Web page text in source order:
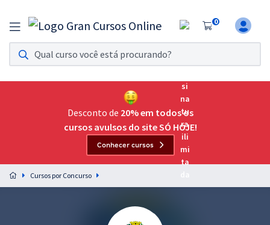
0
Assinatura Ilimitada 11
Acesso a todos os cursos. Teste grátis por 7 dias!
Assinatura OAB Até Passar
Acesso ilimitado a toda preparação para o Exame da
Preparação completa e intensiva para as principais
residências em saúde do Brasil
Desconto de 20% em todos os
cursos avulsos do site SÓ HOJE!
Conhecer cursos
Cursos por Concurso